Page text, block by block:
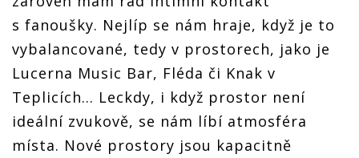
s fanoušky. Nejlíp se nám hraje, když je to
vybalancované, tedy v prostorech, jako je
Lucerna Music Bar, Fléda či Knak v
Teplicích… Leckdy, i když prostor není
ideální zvukově, se nám líbí atmosféra
místa. Nové prostory jsou kapacitně